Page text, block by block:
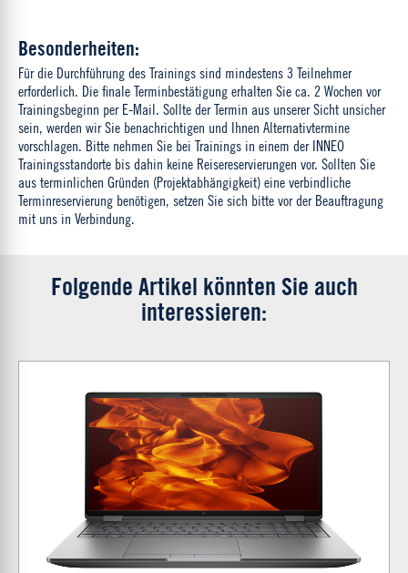
Besonderheiten:
Für die Durchführung des Trainings sind mindestens 3 Teilnehmer
erforderlich. Die finale Terminbestätigung erhalten Sie ca. 2 Wochen vor
Trainingsbeginn per E-Mail. Sollte der Termin aus unserer Sicht unsicher
sein, werden wir Sie benachrichtigen und Ihnen Alternativtermine
vorschlagen. Bitte nehmen Sie bei Trainings in einem der INNEO
Trainingsstandorte bis dahin keine Reisereservierungen vor. Sollten Sie
aus terminlichen Gründen (Projektabhängigkeit) eine verbindliche
Terminreservierung benötigen, setzen Sie sich bitte vor der Beauftragung
mit uns in Verbindung.
Folgende Artikel könnten Sie auch
interessieren: